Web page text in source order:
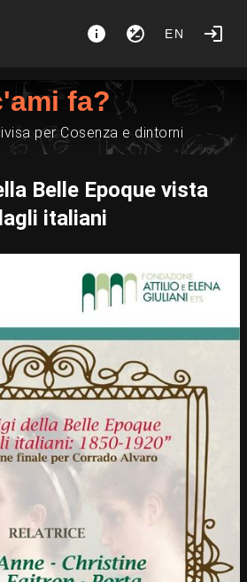
EN
fa?
per Cosenza e dintorni
Belle Epoque vista
italiani